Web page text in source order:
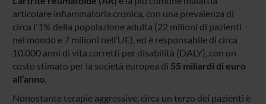
articolare infiammatoria cronica, con una prevalenza di
circa l'1% della popolazione adulta (22 milioni di pazienti
nel mondo e 7 milioni nell’UE), ed è responsabile di circa
10.000 anni di vita corretti per disabilità (DALY), con un
costo stimato per la società europea di 55 miliardi di euro
all’anno.
Nonostante terapie aggressive, circa un terzo dei pazienti è